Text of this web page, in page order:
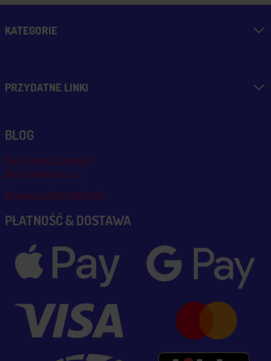
KATEGORIE
PRZYDATNE LINKI
BLOG
Blog, nowości, artykuły
Blog msalamon.pl →
Partnerzy MSALAMON.PL
PŁATNOŚĆ & DOSTAWA